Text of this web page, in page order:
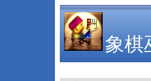
象棋